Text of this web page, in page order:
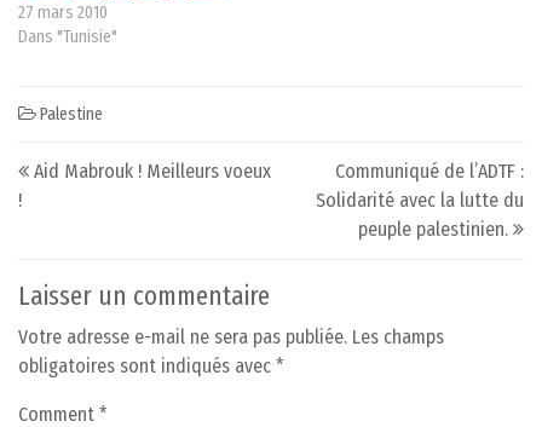
27 mars 2010
Dans "Tunisie"
Palestine
Post navigation
Aid Mabrouk ! Meilleurs voeux
!
Communiqué de l’ADTF :
Solidarité avec la lutte du
peuple palestinien.
Laisser un commentaire
Votre adresse e-mail ne sera pas publiée. Les champs
obligatoires sont indiqués avec *
Comment *